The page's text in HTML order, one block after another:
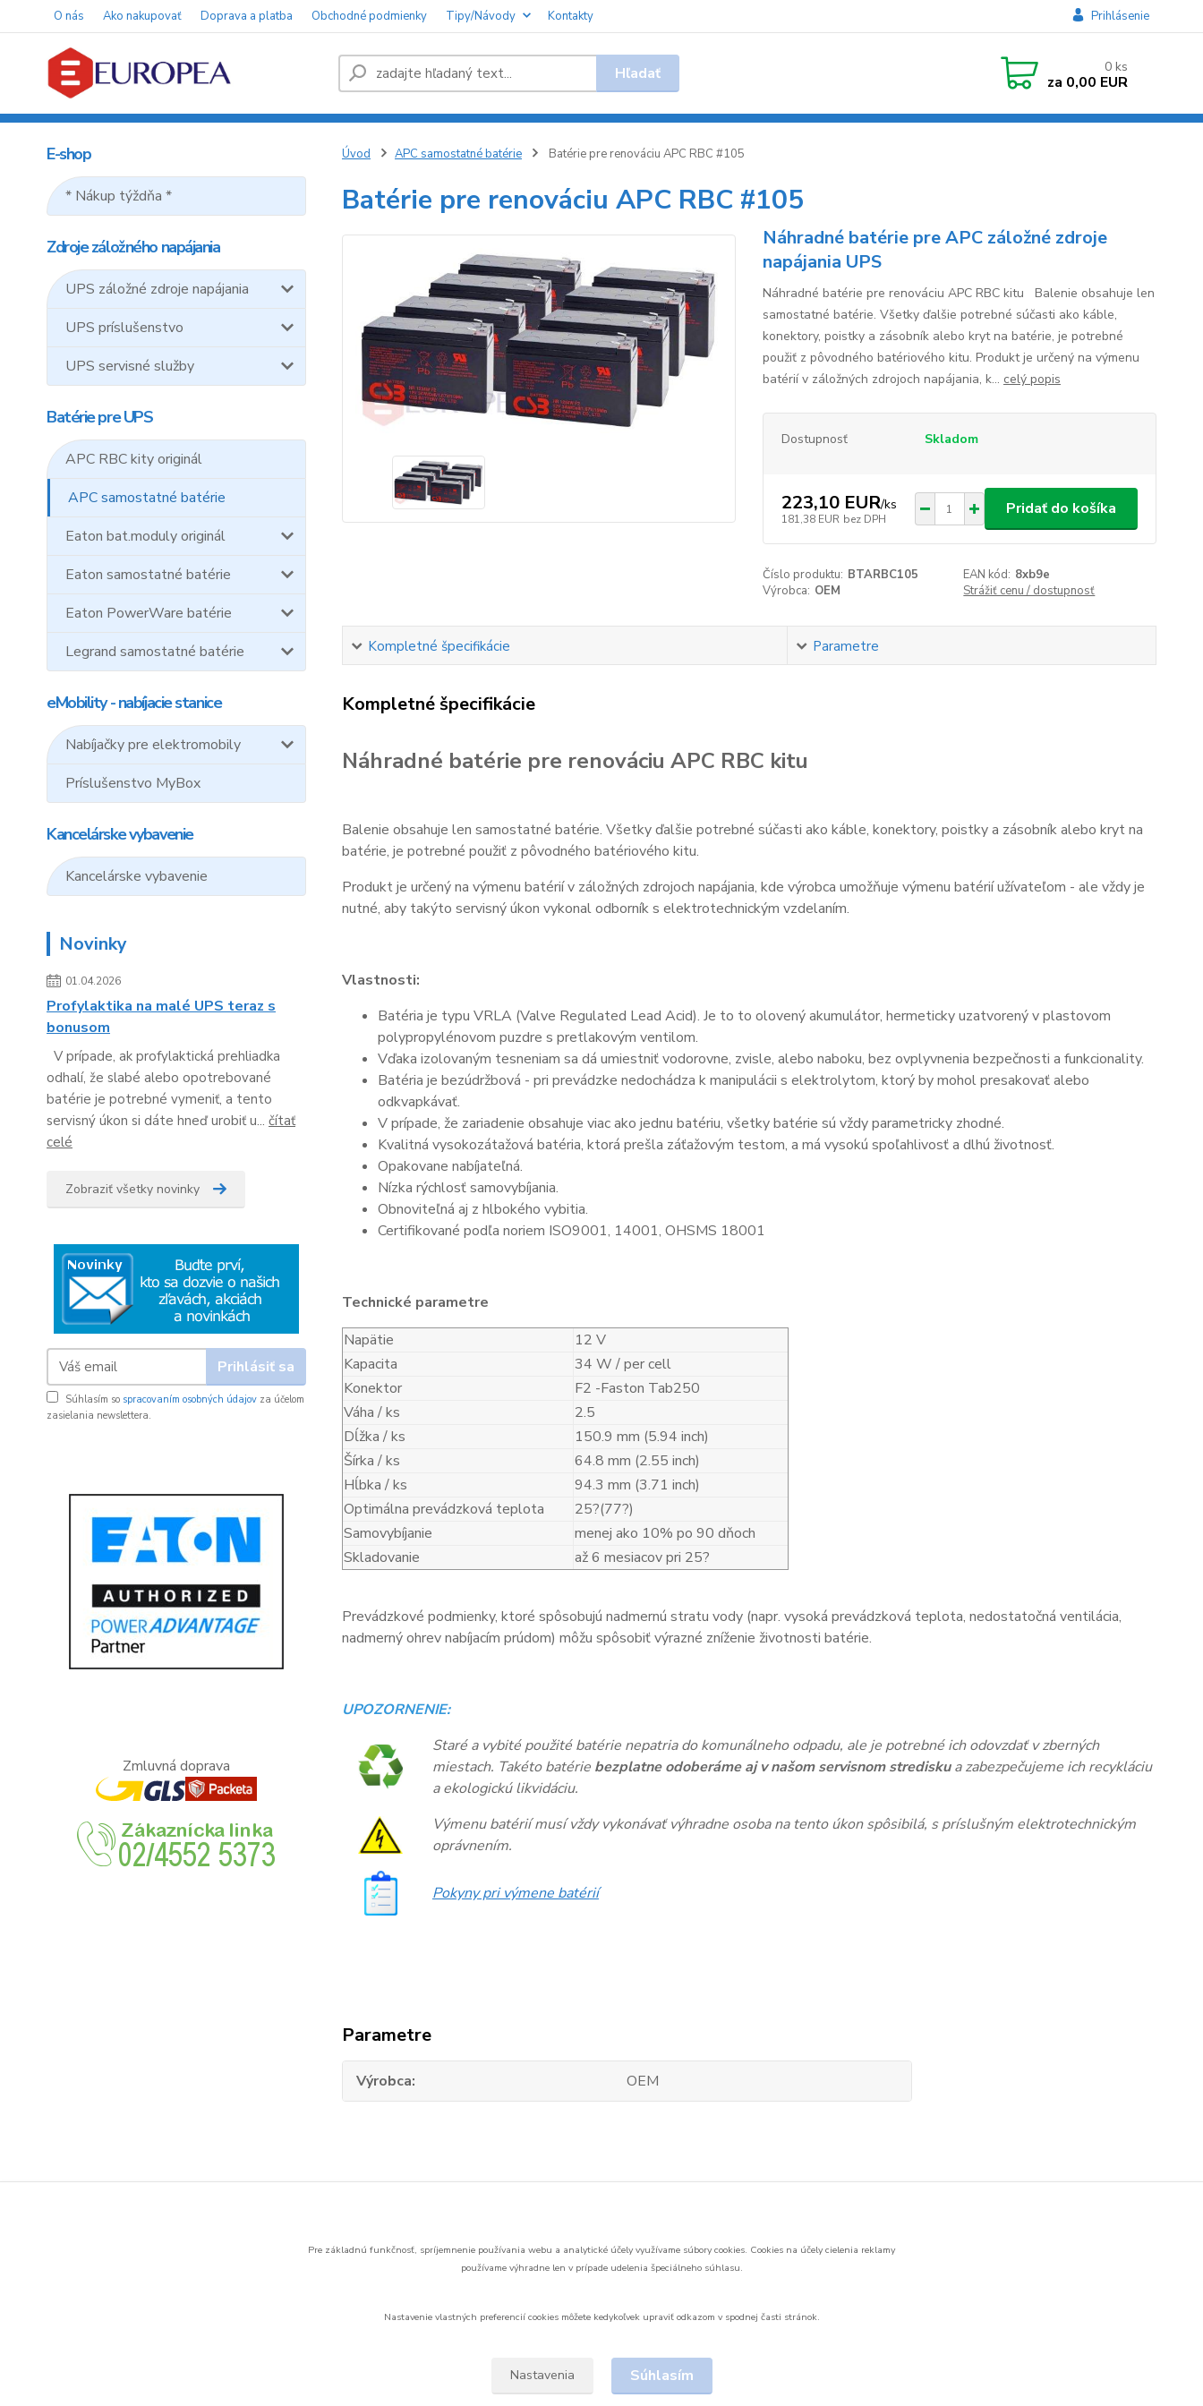
O nás Ako nakupovať Doprava a platba Obchodné podmienky Tipy/Návody Kontakty Prihlásenie
Hľadať 0 ks
za 0,00 EUR
E-shop
* Nákup týždňa *
Zdroje záložného napájania
UPS záložné zdroje napájania
UPS príslušenstvo
UPS servisné služby
Batérie pre UPS
APC RBC kity originál
APC samostatné batérie
Eaton bat.moduly originál
Eaton samostatné batérie
Eaton PowerWare batérie
Legrand samostatné batérie
eMobility - nabíjacie stanice
Nabíjačky pre elektromobily
Príslušenstvo MyBox
Kancelárske vybavenie
Kancelárske vybavenie
Novinky
01.04.2026
Profylaktika na malé UPS teraz s
bonusom
V prípade, ak profylaktická prehliadka
odhalí, že slabé alebo opotrebované
batérie je potrebné vymeniť, a tento
servisný úkon si dáte hneď urobiť u... čítať
celé
Zobraziť všetky novinky
Prihlásiť sa
Súhlasím so spracovaním osobných údajov za účelom
zasielania newslettera.
Zmluvná doprava
Úvod APC samostatné batérie Batérie pre renováciu APC RBC #105
Batérie pre renováciu APC RBC #105
Náhradné batérie pre APC záložné zdroje
napájania UPS
Náhradné batérie pre renováciu APC RBC kitu Balenie obsahuje len
samostatné batérie. Všetky ďalšie potrebné súčasti ako káble,
konektory, poistky a zásobník alebo kryt na batérie, je potrebné
použiť z pôvodného batériového kitu. Produkt je určený na výmenu
batérií v záložných zdrojoch napájania, k... celý popis
Dostupnosť Skladom
223,10 EUR/ks
181,38 EUR bez DPH
Pridať do košíka
Číslo produktu: BTARBC105 EAN kód: 8xb9e
Výrobca: OEM Strážiť cenu / dostupnosť
Kompletné špecifikácie Parametre
Kompletné špecifikácie
Náhradné batérie pre renováciu APC RBC kitu
Balenie obsahuje len samostatné batérie. Všetky ďalšie potrebné súčasti ako káble, konektory, poistky a zásobník alebo kryt na
batérie, je potrebné použiť z pôvodného batériového kitu.
Produkt je určený na výmenu batérií v záložných zdrojoch napájania, kde výrobca umožňuje výmenu batérií užívateľom - ale vždy je
nutné, aby takýto servisný úkon vykonal odborník s elektrotechnickým vzdelaním.
Vlastnosti:
Batéria je typu VRLA (Valve Regulated Lead Acid). Je to to olovený akumulátor, hermeticky uzatvorený v plastovom
polypropylénovom puzdre s pretlakovým ventilom.
Vďaka izolovaným tesneniam sa dá umiestniť vodorovne, zvisle, alebo naboku, bez ovplyvnenia bezpečnosti a funkcionality.
Batéria je bezúdržbová - pri prevádzke nedochádza k manipulácii s elektrolytom, ktorý by mohol presakovať alebo
odkvapkávať.
V prípade, že zariadenie obsahuje viac ako jednu batériu, všetky batérie sú vždy parametricky zhodné.
Kvalitná vysokozátažová batéria, ktorá prešla záťažovým testom, a má vysokú spoľahlivosť a dlhú životnosť.
Opakovane nabíjateľná.
Nízka rýchlosť samovybíjania.
Obnoviteľná aj z hlbokého vybitia.
Certifikované podľa noriem ISO9001, 14001, OHSMS 18001
Technické parametre
Napätie
12 V
Kapacita
34 W / per cell
Konektor
F2 -Faston Tab250
Váha / ks
2.5
Dĺžka / ks
150.9 mm (5.94 inch)
Šírka / ks
64.8 mm (2.55 inch)
Hĺbka / ks
94.3 mm (3.71 inch)
Optimálna prevádzková teplota
25?(77?)
Samovybíjanie
menej ako 10% po 90 dňoch
Skladovanie
až 6 mesiacov pri 25?
Prevádzkové podmienky, ktoré spôsobujú nadmernú stratu vody (napr. vysoká prevádzková teplota, nedostatočná ventilácia,
nadmerný ohrev nabíjacím prúdom) môžu spôsobiť výrazné zníženie životnosti batérie.
UPOZORNENIE:
Staré a vybité použité batérie nepatria do komunálneho odpadu, ale je potrebné ich odovzdať v zberných
miestach. Takéto batérie bezplatne odoberáme aj v našom servisnom strediskua zabezpečujeme ich recykláciu
a ekologickú likvidáciu.
Výmenu batérií musí vždy vykonávať výhradne osoba na tento úkon spôsibilá, s príslušným elektrotechnickým
oprávnením.
Pokyny pri výmene batérií
Parametre
Výrobca OEM
Pre základnú funkčnosť, spríjemnenie používania webu a analytické účely využívame súbory cookies. Cookies na účely cielenia reklamy
používame výhradne len v prípade udelenia špeciálneho súhlasu.
Nastavenie vlastných preferencií cookies môžete kedykoľvek upraviť odkazom v spodnej časti stránok.
Nastavenia Súhlasím